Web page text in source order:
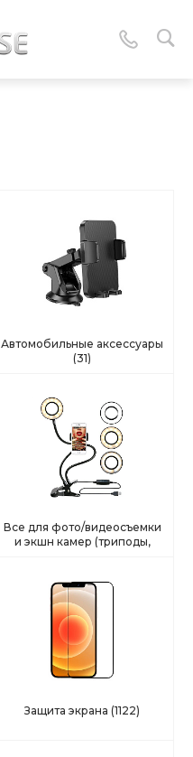
Автомобильные аксессуары
(31)
Все для фото/видеосъемки
и экшн камер (триподы,
Защита экрана (1122)